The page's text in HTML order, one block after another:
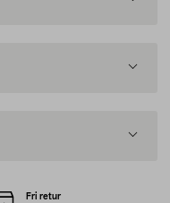
Fri retur